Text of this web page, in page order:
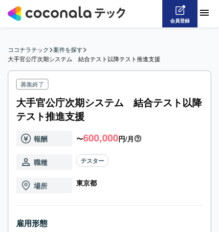
会員登録
ココナラテック>案件を探す>
大手官公庁次期システム　結合テスト以降テスト推進支援
募集終了
大手官公庁次期システム 結合テスト以降
テスト推進支援
報酬 〜600,000円/月
職種 テスター
場所 東京都
雇用形態